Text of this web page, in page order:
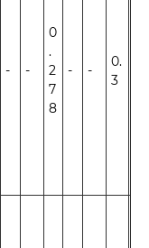
- -
0
.
2
7
8
- -
0.
3